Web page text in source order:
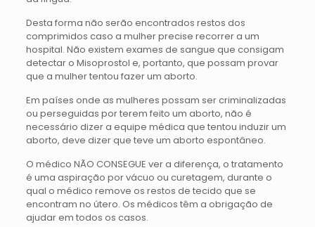
Desta forma não serão encontrados restos dos
comprimidos caso a mulher precise recorrer a um
hospital. Não existem exames de sangue que consigam
detectar o Misoprostol e, portanto, que possam provar
que a mulher tentou fazer um aborto.
Em países onde as mulheres possam ser criminalizadas
ou perseguidas por terem feito um aborto, não é
necessário dizer a equipe médica que tentou induzir um
aborto, deve dizer que teve um aborto espontâneo.
O médico NÃO CONSEGUE ver a diferença, o tratamento
é uma aspiração por vácuo ou curetagem, durante o
qual o médico remove os restos de tecido que se
encontram no útero. Os médicos têm a obrigação de
ajudar em todos os casos.